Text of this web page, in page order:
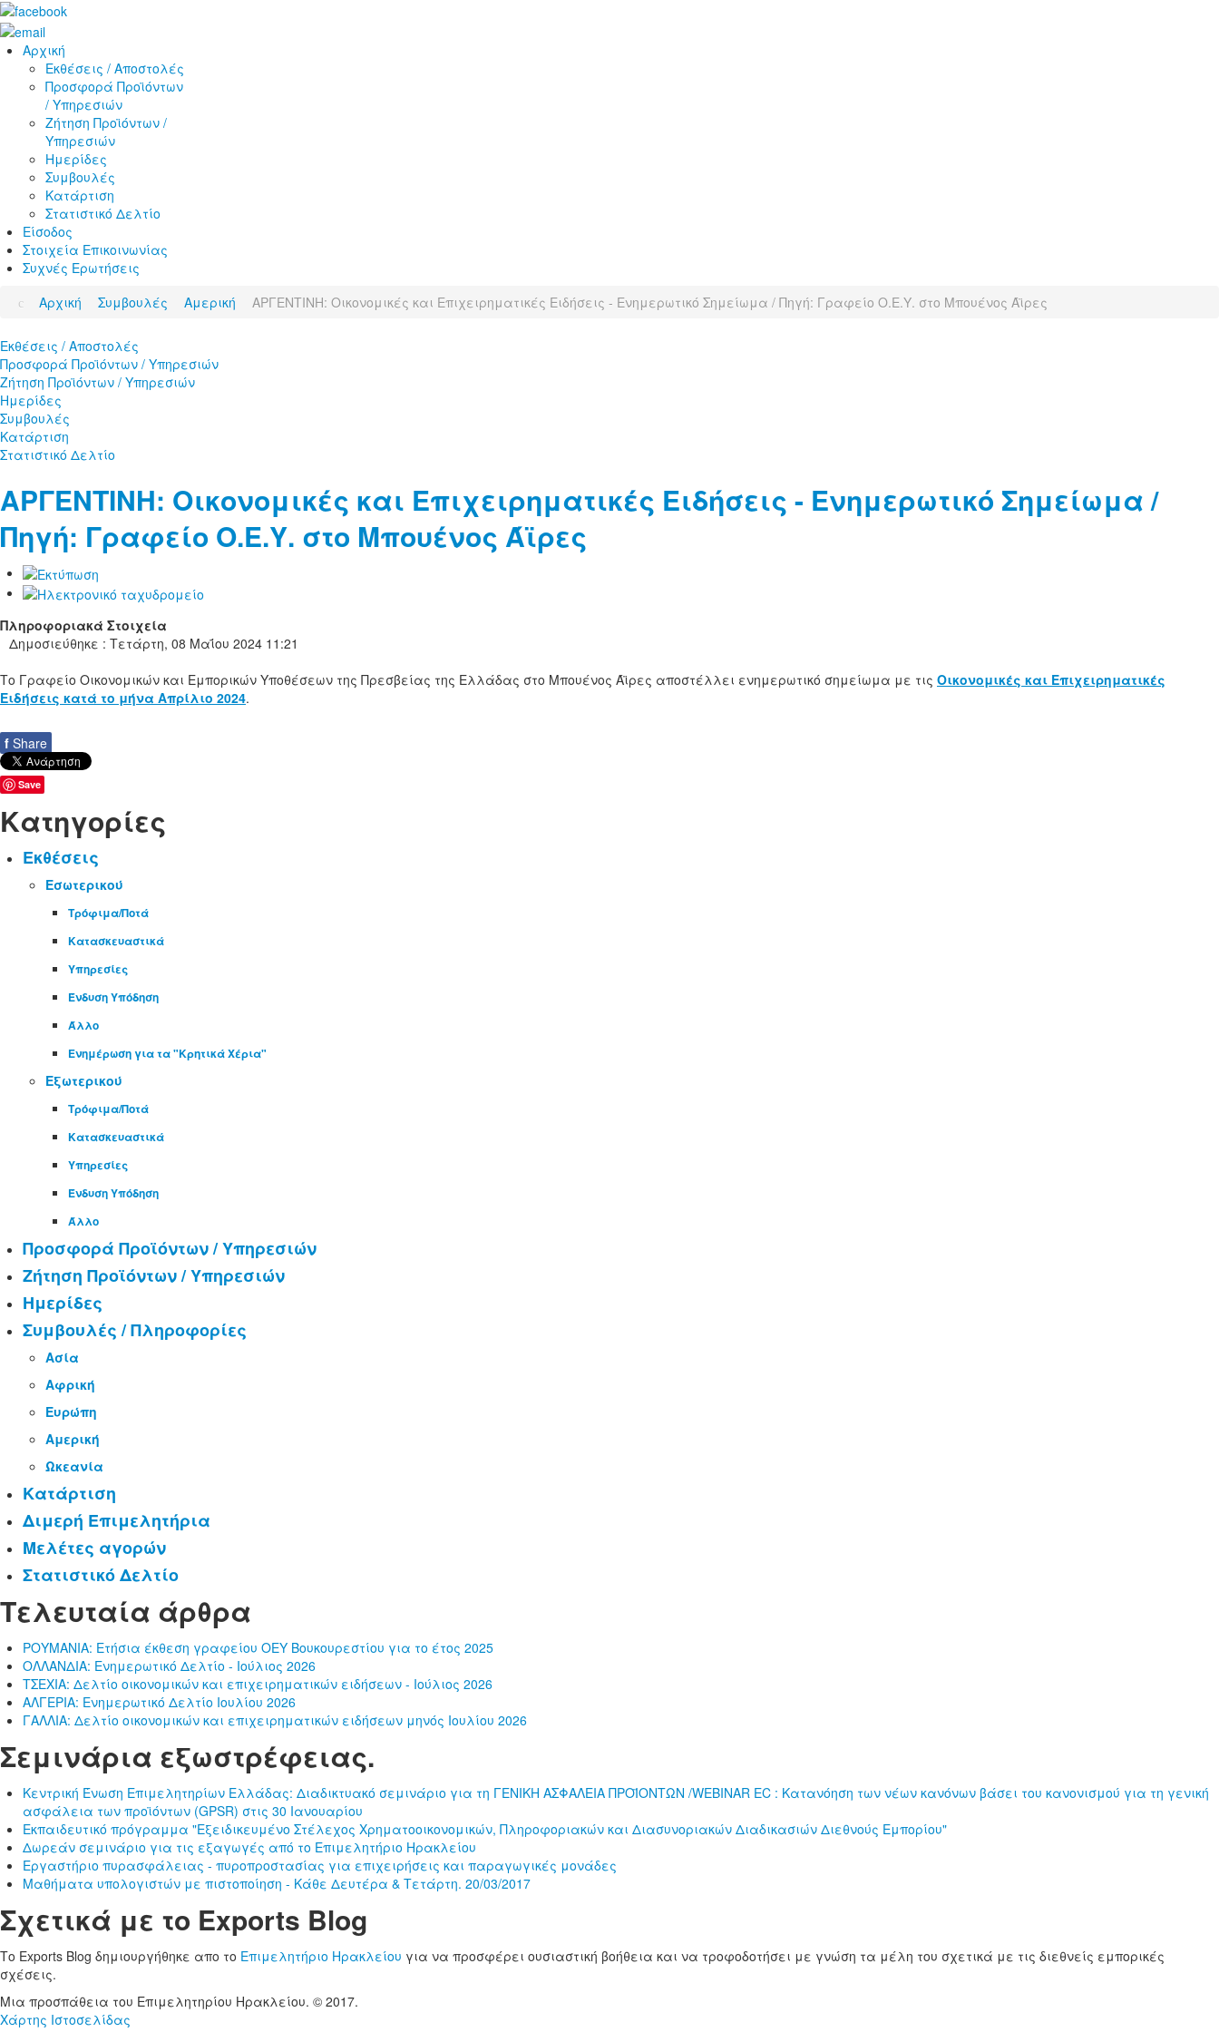
Αρχική
Εκθέσεις / Αποστολές
Προσφορά Προϊόντων
/ Υπηρεσιών
Ζήτηση Προϊόντων /
Υπηρεσιών
Ημερίδες
Συμβουλές
Κατάρτιση
Στατιστικό Δελτίο
Είσοδος
Στοιχεία Επικοινωνίας
Συχνές Ερωτήσεις
Αρχική
Συμβουλές Αμερική ΑΡΓΕΝΤΙΝΗ: Οικονομικές και Επιχειρηματικές Ειδήσεις - Ενημερωτικό Σημείωμα / Πηγή: Γραφείο Ο.Ε.Υ. στο Μπουένος Άϊρες
Εκθέσεις / Αποστολές
Προσφορά Προϊόντων / Υπηρεσιών
Ζήτηση Προϊόντων / Υπηρεσιών
Ημερίδες
Συμβουλές
Κατάρτιση
Στατιστικό Δελτίο
ΑΡΓΕΝΤΙΝΗ: Οικονομικές και Επιχειρηματικές Ειδήσεις - Ενημερωτικό Σημείωμα /
Πηγή: Γραφείο Ο.Ε.Υ. στο Μπουένος Άϊρες
Πληροφοριακά Στοιχεία
Δημοσιεύθηκε : Τετάρτη, 08 Μαΐου 2024 11:21
Το Γραφείο Οικονομικών και Εμπορικών Υποθέσεων της Πρεσβείας της Ελλάδας στο Μπουένος Άϊρες αποστέλλει ενημερωτικό σημείωμα με τις Οικονομικές και Επιχειρηματικές
Ειδήσεις κατά το μήνα Απρίλιο 2024.
f Share
Save
Κατηγορίες
Εκθέσεις
Εσωτερικού
Τρόφιμα/Ποτά
Κατασκευαστικά
Υπηρεσίες
Ένδυση Υπόδηση
Άλλο
Ενημέρωση για τα "Κρητικά Χέρια"
Εξωτερικού
Τρόφιμα/Ποτά
Κατασκευαστικά
Υπηρεσίες
Ένδυση Υπόδηση
Άλλο
Προσφορά Προϊόντων / Υπηρεσιών
Ζήτηση Προϊόντων / Υπηρεσιών
Ημερίδες
Συμβουλές / Πληροφορίες
Ασία
Αφρική
Ευρώπη
Αμερική
Ωκεανία
Κατάρτιση
Διμερή Επιμελητήρια
Μελέτες αγορών
Στατιστικό Δελτίο
Τελευταία άρθρα
ΡΟΥΜΑΝΙΑ: Ετήσια έκθεση γραφείου ΟΕΥ Βουκουρεστίου για το έτος 2025
ΟΛΛΑΝΔΙΑ: Ενημερωτικό Δελτίο - Ιούλιος 2026
ΤΣΕΧΙΑ: Δελτίο οικονομικών και επιχειρηματικών ειδήσεων - Ιούλιος 2026
ΑΛΓΕΡΙΑ: Ενημερωτικό Δελτίο Ιουλίου 2026
ΓΑΛΛΙΑ: Δελτίο οικονομικών και επιχειρηματικών ειδήσεων μηνός Ιουλίου 2026
Σεμινάρια εξωστρέφειας.
Κεντρική Ένωση Επιμελητηρίων Ελλάδας: Διαδικτυακό σεμινάριο για τη ΓΕΝΙΚΗ ΑΣΦΑΛΕΙΑ ΠΡΟΪΟΝΤΩΝ /WEBINAR EC : Κατανόηση των νέων κανόνων βάσει του κανονισμού για τη γενική
ασφάλεια των προϊόντων (GPSR) στις 30 Ιανουαρίου
Εκπαιδευτικό πρόγραμμα "Εξειδικευμένο Στέλεχος Χρηματοοικονομικών, Πληροφοριακών και Διασυνοριακών Διαδικασιών Διεθνούς Εμπορίου"
Δωρεάν σεμινάριο για τις εξαγωγές από το Επιμελητήριο Ηρακλείου
Εργαστήριο πυρασφάλειας - πυροπροστασίας για επιχειρήσεις και παραγωγικές μονάδες
Μαθήματα υπολογιστών με πιστοποίηση - Κάθε Δευτέρα & Τετάρτη. 20/03/2017
Σχετικά με το Exports Blog
Το Exports Blog δημιουργήθηκε απο το Επιμελητήριο Ηρακλείου για να προσφέρει ουσιαστική βοήθεια και να τροφοδοτήσει με γνώση τα μέλη του σχετικά με τις διεθνείς εμπορικές
σχέσεις.
Μια προσπάθεια του Επιμελητηρίου Ηρακλείου. © 2017.
Χάρτης Ιστοσελίδας